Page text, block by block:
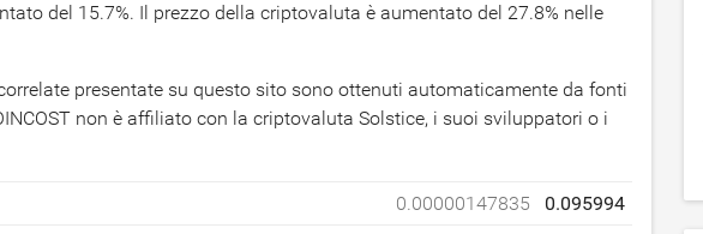
del 15.7%. Il prezzo della criptovaluta è aumentato del 27.8% nelle
presentate su questo sito sono ottenuti automaticamente da fonti
non è affiliato con la criptovaluta Solstice, i suoi sviluppatori o i
0.00000147835
0.095994